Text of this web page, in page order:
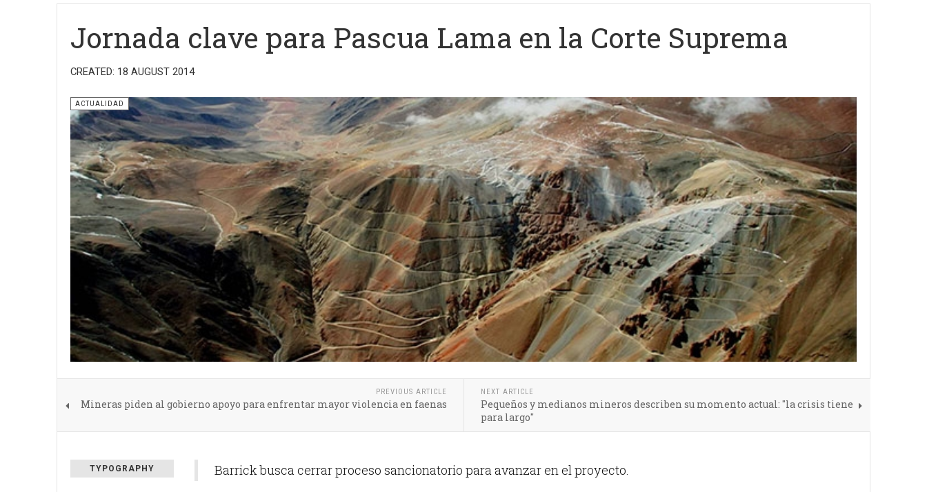
Jornada clave para Pascua Lama en la Corte Suprema
CREATED: 18 AUGUST 2014
ACTUALIDAD
PREVIOUS ARTICLE
Mineras piden al gobierno apoyo para enfrentar mayor violencia en faenas
NEXT ARTICLE
Pequeños y medianos mineros describen su momento actual: "la crisis tiene
para largo"
TYPOGRAPHY Barrick busca cerrar proceso sancionatorio para avanzar en el proyecto.